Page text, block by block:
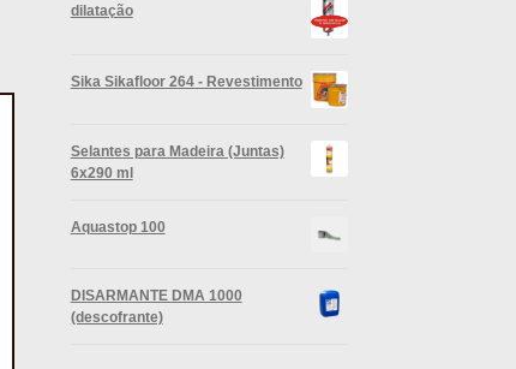
dilatação
Sika Sikafloor 264 - Revestimento
Selantes para Madeira (Juntas)
6x290 ml
Aquastop 100
DISARMANTE DMA 1000
(descofrante)